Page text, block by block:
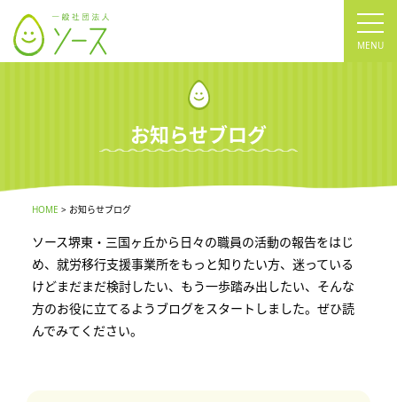
お知らせブログ
HOME お知らせブログ
ソース堺東・三国ヶ丘から日々の職員の活動の報告をはじ
め、就労移行支援事業所をもっと知りたい方、迷っている
けどまだまだ検討したい、もう一歩踏み出したい、そんな
方のお役に立てるようブログをスタートしました。ぜひ読
んでみてください。